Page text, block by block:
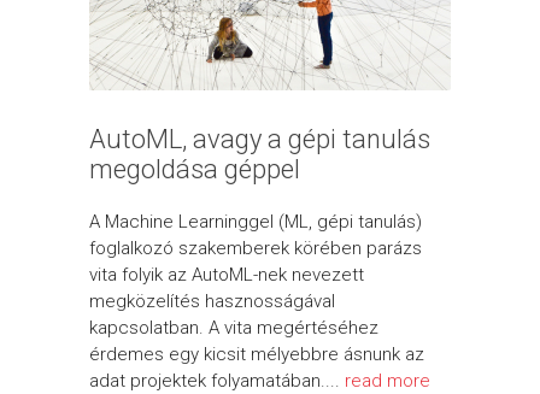
AutoML, avagy a gépi tanulás
megoldása géppel
A Machine Learninggel (ML, gépi tanulás)
foglalkozó szakemberek körében parázs
vita folyik az AutoML-nek nevezett
megközelítés hasznosságával
kapcsolatban. A vita megértéséhez
érdemes egy kicsit mélyebbre ásnunk az
adat projektek folyamatában.... read more